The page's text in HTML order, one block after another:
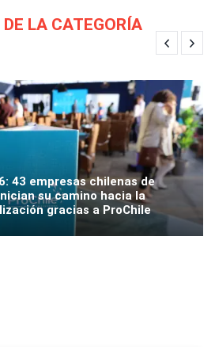
LA CATEGORÍA
43 empresas chilenas de
su camino hacia la
gracias a ProChile